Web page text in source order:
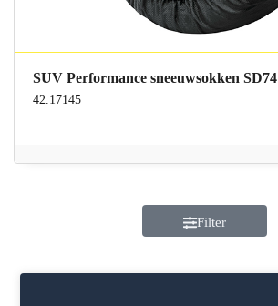
SUV Performance sneeuwsokken SD74
42.17145
Filter